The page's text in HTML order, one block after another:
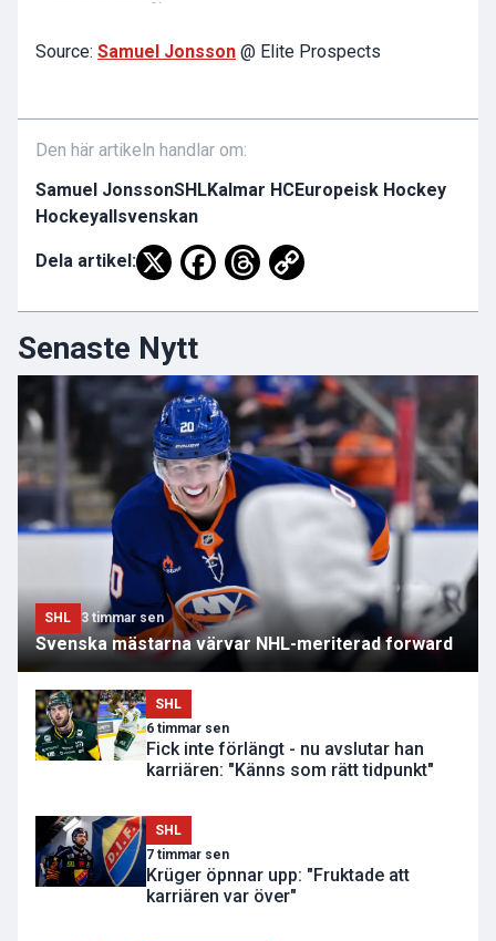
Source: Samuel Jonsson @ Elite Prospects
Den här artikeln handlar om:
Samuel JonssonSHLKalmar HCEuropeisk Hockey
Hockeyallsvenskan
Dela artikel:
Senaste Nytt
SHL 3 timmar sen
Svenska mästarna värvar NHL-meriterad forward
SHL
6 timmar sen
Fick inte förlängt - nu avslutar han
karriären: "Känns som rätt tidpunkt"
SHL
7 timmar sen
Krüger öpnnar upp: "Fruktade att
karriären var över"